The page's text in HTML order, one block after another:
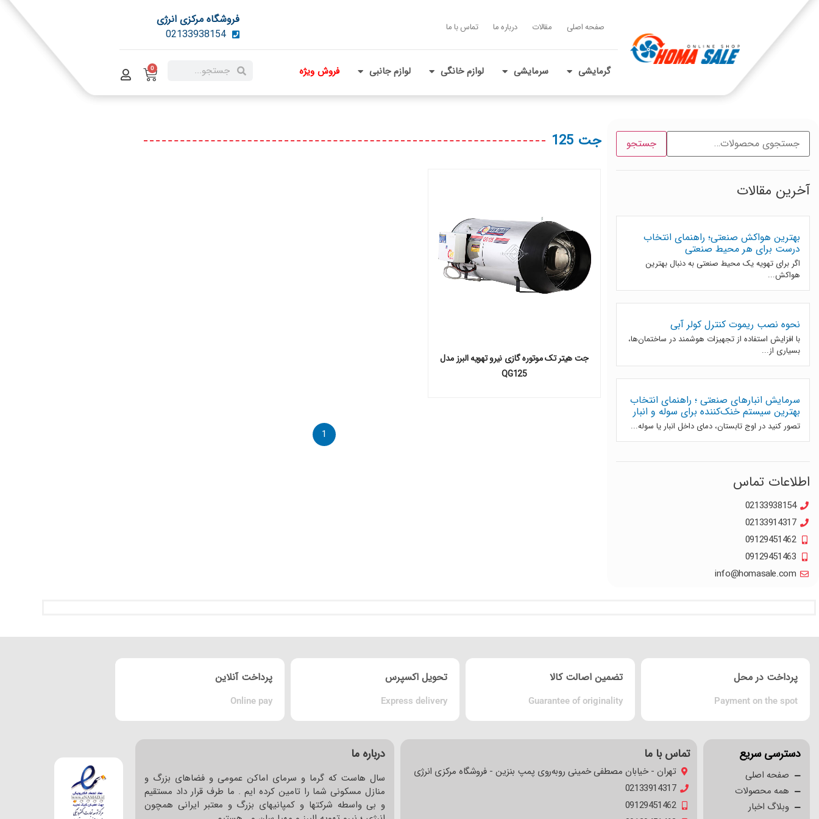
صفحه اصلی مقالات درباره ما تماس با ما
فروشگاه مرکزی انرژی
02133938154
گرمایشی سرمایشی لوازم خانگی لوازم جانبی فروش ویژه 0
جستجو
آخرین مقالات
بهترین هواکش صنعتی؛ راهنمای انتخاب
درست برای هر محیط صنعتی
اگر برای تهویه یک محیط صنعتی به دنبال بهترین
هواکش...
نحوه نصب ریموت کنترل کولر آبی
با افزایش استفاده از تجهیزات هوشمند در ساختمان‌ها،
بسیاری از...
سرمایش انبارهای صنعتی ؛ راهنمای انتخاب
بهترین سیستم خنک‌کننده برای سوله و انبار
تصور کنید در اوج تابستان، دمای داخل انبار یا سوله...
اطلاعات تماس
02133938154
02133914317
09129451462
09129451463
info@homasale.com
جت 125
جت هیتر تک موتوره گازی نیرو تهویه البرز مدل
QG125
1
پرداخت در محل
Payment on the spot
تضمین اصالت کالا
Guarantee of originality
تحویل اکسپرس
Express delivery
پرداخت آنلاین
Online pay
دسترسی سریع
صفحه اصلی
همه محصولات
وبلاگ اخبار
تماس با ما
تهران - خیابان مصطفی خمینی روبه‌روی پمپ بنزین - فروشگاه مرکزی انرژی
02133914317
09129451462
درباره ما
سال هاست که گرما و سرمای اماکن عمومی و فضاهای بزرگ و
منازل مسکونی شما را تامین کرده ایم . ما طرف قرار داد مستقیم
و بی واسطه شرکتها و کمپانیهای بزرگ و معتبر ایرانی همچون